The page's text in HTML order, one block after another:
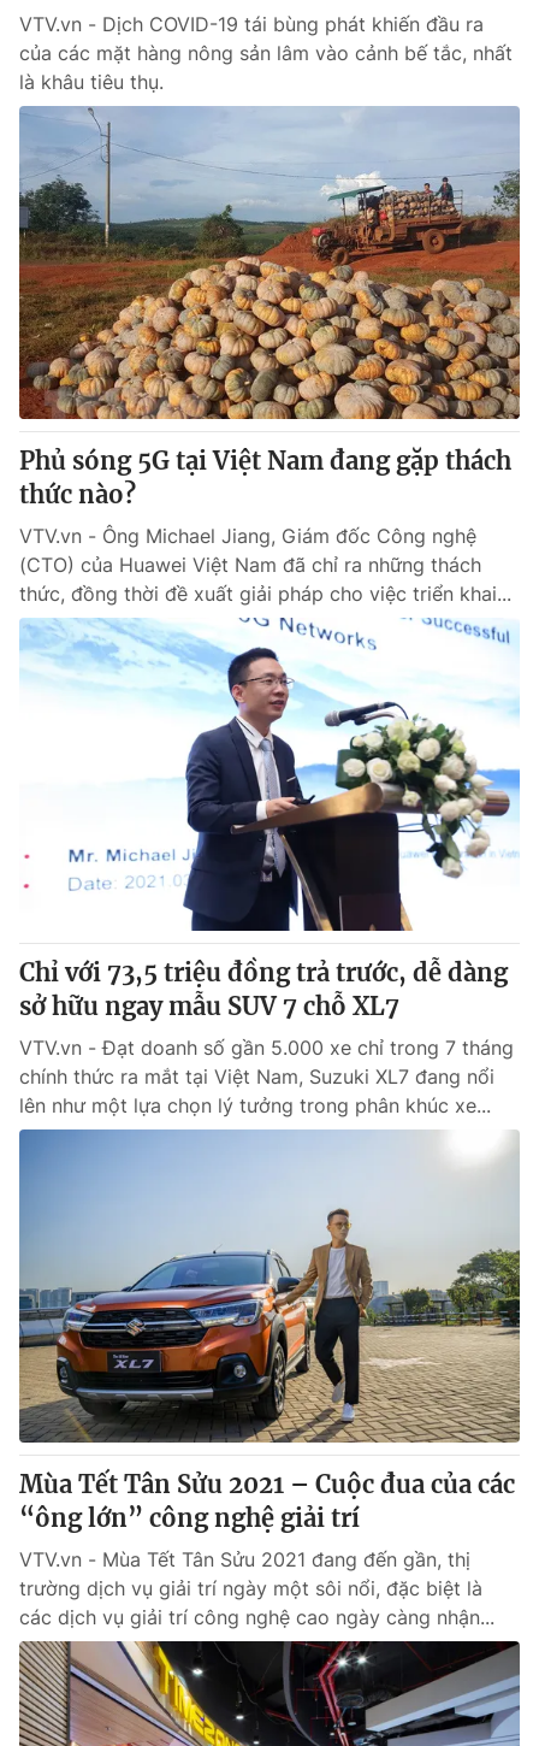
VTV.vn - Dịch COVID-19 tái bùng phát khiến đầu ra
của các mặt hàng nông sản lâm vào cảnh bế tắc, nhất
là khâu tiêu thụ.
Phủ sóng 5G tại Việt Nam đang gặp thách
thức nào?
VTV.vn - Ông Michael Jiang, Giám đốc Công nghệ
(CTO) của Huawei Việt Nam đã chỉ ra những thách
thức, đồng thời đề xuất giải pháp cho việc triển khai...
Chỉ với 73,5 triệu đồng trả trước, dễ dàng
sở hữu ngay mẫu SUV 7 chỗ XL7
VTV.vn - Đạt doanh số gần 5.000 xe chỉ trong 7 tháng
chính thức ra mắt tại Việt Nam, Suzuki XL7 đang nổi
lên như một lựa chọn lý tưởng trong phân khúc xe...
Mùa Tết Tân Sửu 2021 – Cuộc đua của các
“ông lớn” công nghệ giải trí
VTV.vn - Mùa Tết Tân Sửu 2021 đang đến gần, thị
trường dịch vụ giải trí ngày một sôi nổi, đặc biệt là
các dịch vụ giải trí công nghệ cao ngày càng nhận...